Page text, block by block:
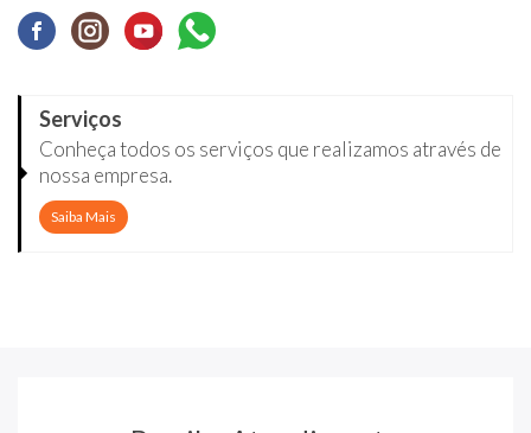
Serviços
Conheça todos os serviços que realizamos através de
nossa empresa.
Saiba Mais